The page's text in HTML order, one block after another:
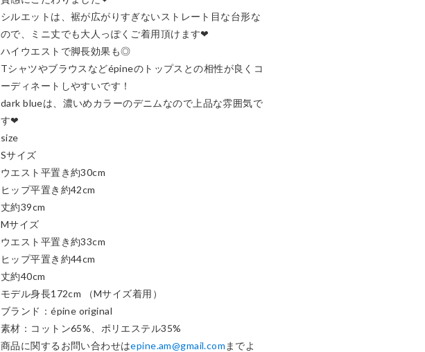
シルエットは、裾が広がりすぎないストレート目な台形な
ので、ミニ丈でも大人っぽくご着用頂けます❤︎
ハイウエストで脚長効果も◎
Tシャツやブラウスなどépineのトップスとの相性が良くコ
ーディネートしやすいです！
dark blueは、濃いめカラーのデニムなので上品な雰囲気で
す❤︎
size
Sサイズ
ウエスト平置き約30cm
ヒップ平置き約42cm
丈約39cm
Mサイズ
ウエスト平置き約33cm
ヒップ平置き約44cm
丈約40cm
モデル身長172cm （Mサイズ着用）
ブランド：épine original
素材：コットン65%、ポリエステル35%
商品に関するお問い合わせはepine.am@gmail.com までよ